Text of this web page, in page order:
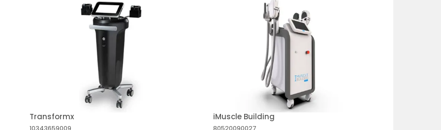
Transformx iMuscle Building